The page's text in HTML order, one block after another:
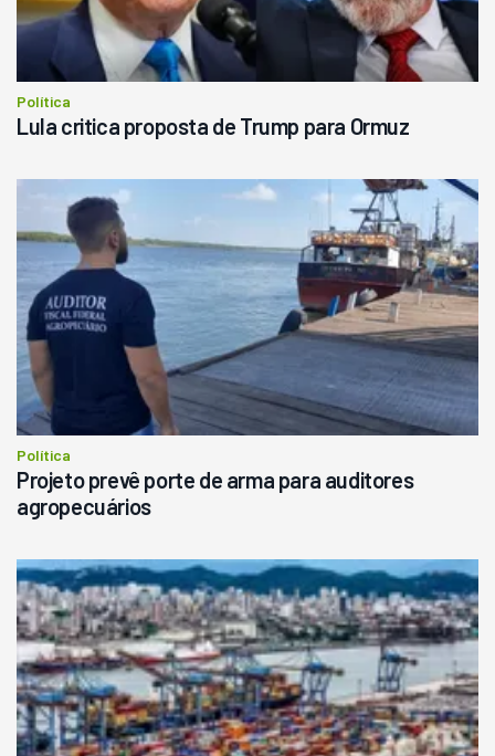
Política
Lula critica proposta de Trump para Ormuz
Política
Projeto prevê porte de arma para auditores
agropecuários